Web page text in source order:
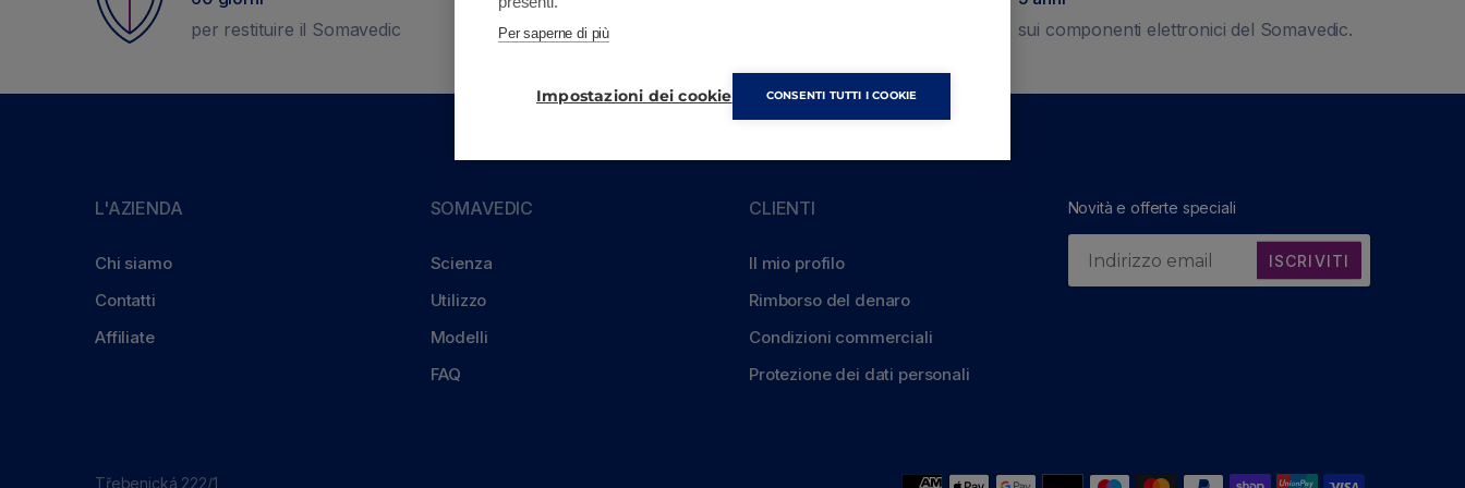
per restituire il Somavedic
sui componenti elettronici del Somavedic.
L'AZIENDA
Chi siamo
Contatti
Affiliate
SOMAVEDIC
Scienza
Utilizzo
Modelli
FAQ
CLIENTI
Il mio profilo
Rimborso del denaro
Condizioni commerciali
Protezione dei dati personali
Novità e offerte speciali
ISCRIVITI
Třebenická 222/1,
Per saperne di più
Impostazioni dei cookie CONSENTI TUTTI I COOKIE